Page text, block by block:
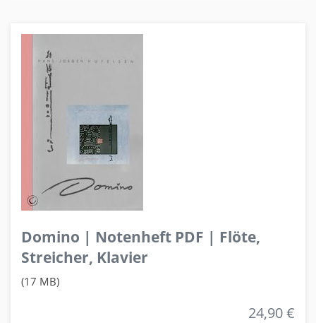
Domino | Notenheft PDF | Flöte,
Streicher, Klavier
(17 MB)
24,90 €